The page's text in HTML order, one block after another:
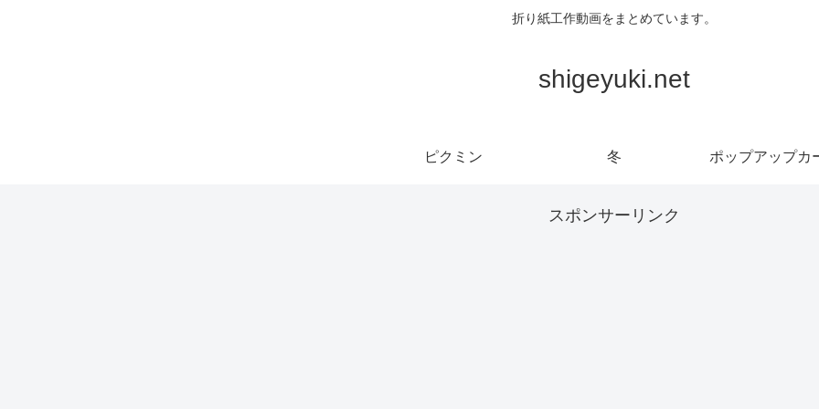
折り紙工作動画をまとめています。
shigeyuki.net
ピクミン 冬 ポップアップカ
スポンサーリンク